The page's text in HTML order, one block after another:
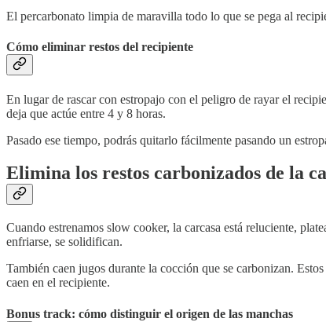
El percarbonato limpia de maravilla todo lo que se pega al
Cómo eliminar restos del recipiente
En lugar de rascar con estropajo con el peligro de rayar el
deja que actúe entre 4 y 8 horas.
Pasado ese tiempo, podrás quitarlo fácilmente pasando un
Elimina los restos carbonizados de la
Cuando estrenamos slow cooker, la carcasa está reluciente,
enfriarse, se solidifican.
También caen jugos durante la cocción que se carbonizan.
caen en el recipiente.
Bonus track: cómo distinguir el origen de las manchas